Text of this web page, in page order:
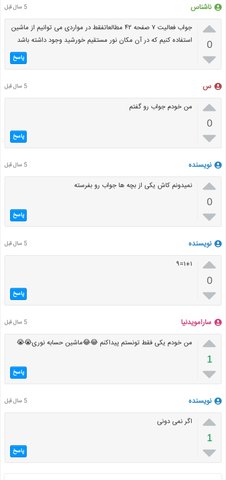
ناشناس 5 سال قبل

0

جواب فعالیت ۷ صفحه ۴۲ مطالعاتفقط در مواردی می توانیم از ماشین
استفاده کنیم که در آن مکان نور مستقیم خورشید وجود داشته باشد
پاسخ
س 5 سال قبل

0

من خودم جواب رو گفتم
پاسخ
نویسنده 5 سال قبل

0

نمیدونم کاش یکی از بچه ها جواب رو بفرسته
پاسخ
نویسنده 5 سال قبل

0

۱+۱=۹
پاسخ
سارامویدنیا 5 سال قبل

1

من خودم یکی فقط تونستم پیداکنم 😂😂ماشین حسابه نوری😭😭
پاسخ
نویسنده 5 سال قبل

1

اگر نمی دونی
پاسخ